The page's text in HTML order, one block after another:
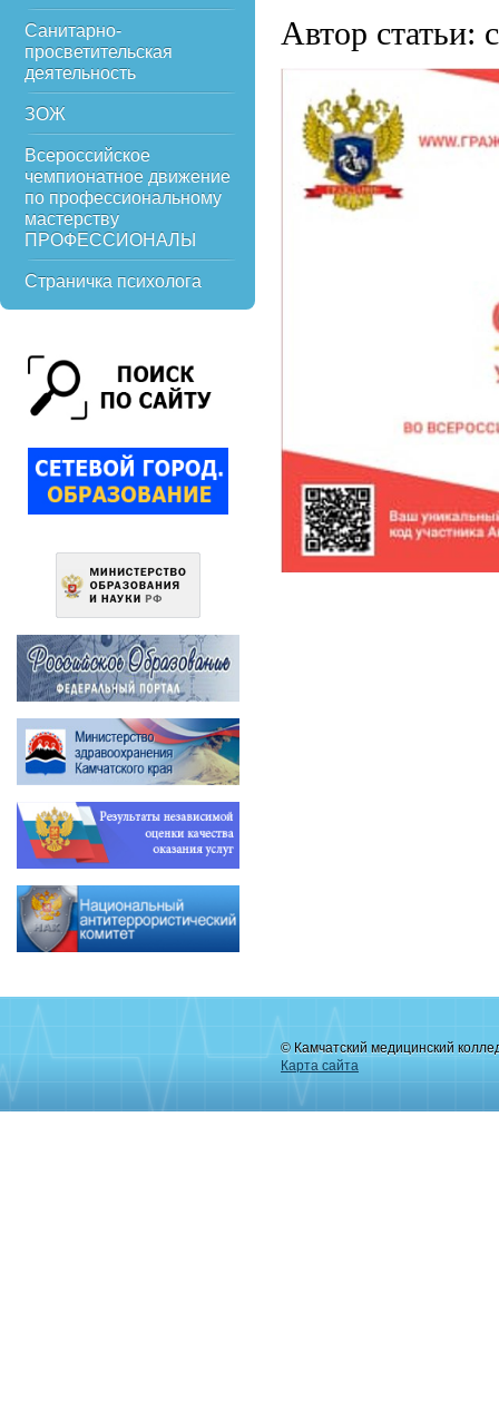
Санитарно-
просветительская
деятельность
ЗОЖ
Всероссийское
чемпионатное движение
по профессиональному
мастерству
ПРОФЕССИОНАЛЫ
Страничка психолога
Автор статьи:
© Камчатский медицинский
Карта сайта